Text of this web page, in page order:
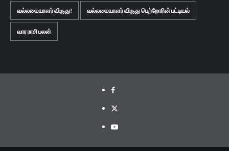
வல்லமையாளர் விருது! வல்லமையாளர் விருது பெற்றோரின் பட்டியல்
வார ராசி பலன்
Facebook
Twitter
Youtube